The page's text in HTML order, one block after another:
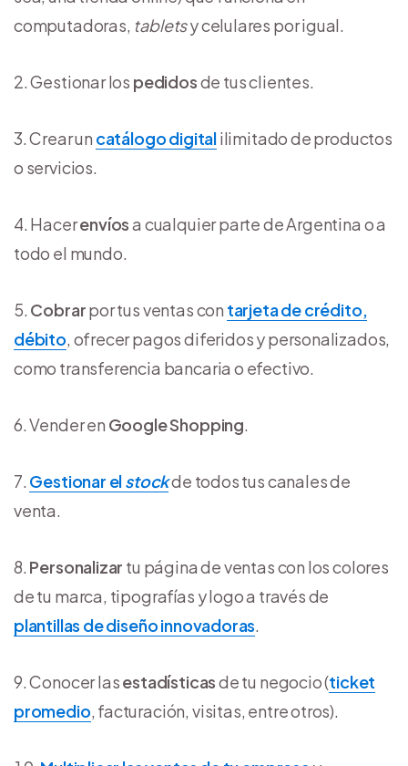
computadoras, tabletsy celulares por igual.
Gestionar los pedidosde tus clientes.
Crear un catálogo digitalilimitado de productos
o servicios.
Hacerenvíosa cualquier parte de Argentina o a
todo el mundo.
Cobrarpor tus ventas con tarjeta de crédito,
débito, ofrecer pagos diferidos y personalizados,
como transferencia bancaria o efectivo.
Vender en Google Shopping.
Gestionar elstockde todos tus canales de
venta.
Personalizar tu página de ventas con los colores
de tu marca, tipografías y logo a través de
plantillas de diseño innovadoras.
Conocer lasestadísticasde tu negocio (ticket
promedio, facturación, visitas, entre otros).